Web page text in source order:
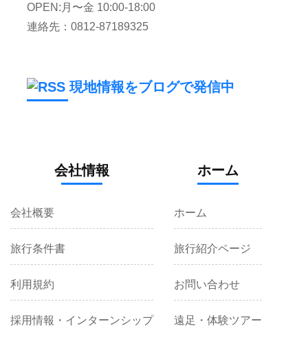
OPEN:月〜金 10:00-18:00
連絡先：0812-87189325
現地情報をブログで発信中
会社情報
会社概要
旅行条件書
利用規約
採用情報・インターンシップ
ホーム
ホーム
旅行紹介ページ
お問い合わせ
遠足・体験ツアー